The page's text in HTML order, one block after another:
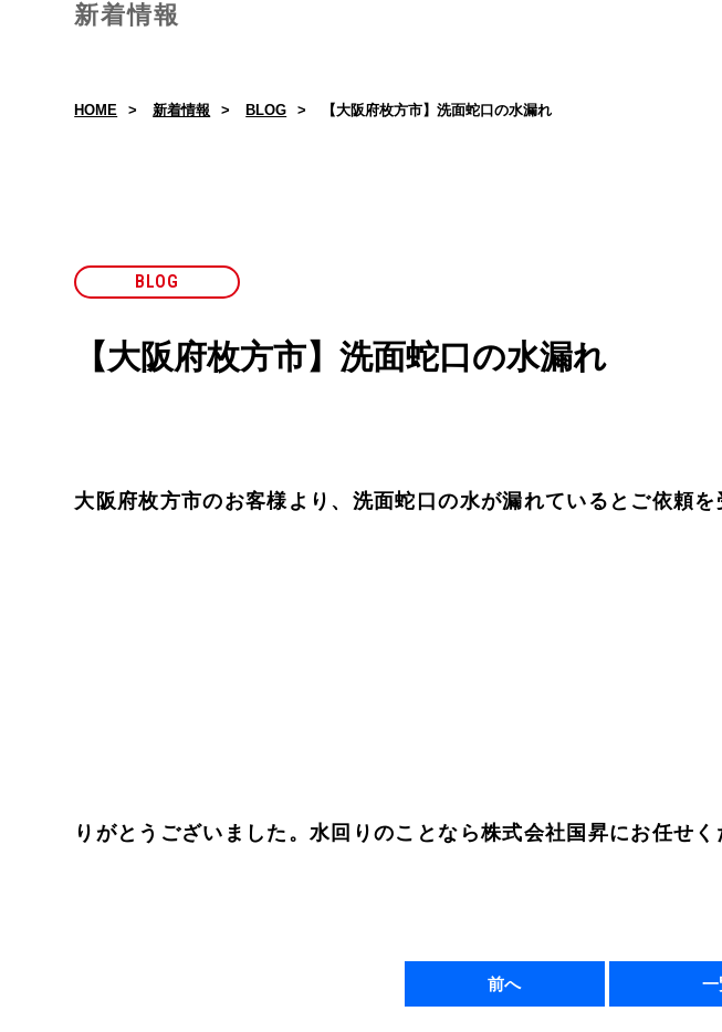
新着情報
HOME 新着情報 BLOG 【大阪府枚方市】洗面蛇口の水漏れ
BLOG
【大阪府枚方市】洗面蛇口の水漏れ
大阪府枚方市のお客様より、洗面蛇口の水が漏れているとご依頼
りがとうございました。水回りのことなら株式会社国昇にお任せ
前へ 一